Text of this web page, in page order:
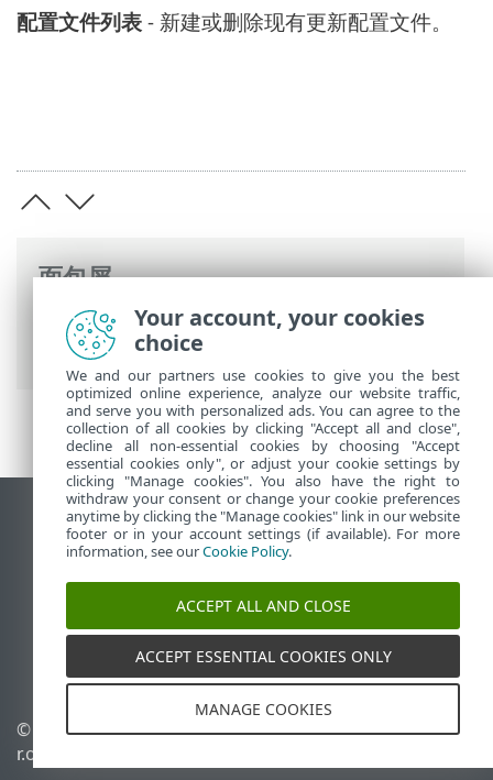
面包屑
ESET 联机帮助>ESET NOD32 Antivirus>
入门> 配置文件
配置文件列表 - 新建或删除现有更新配置文件。
查看桌面站点
End of Life
ESET 知识库
ESET Status Portal
区域支持
© 1992 - 2025 ESET, spol. s
r.o. - 保留所有权利。
管理 Cookie
Your account, your cookies
choice
We and our partners use cookies to give you the best
optimized online experience, analyze our website traffic,
and serve you with personalized ads. You can agree to the
collection of all cookies by clicking "Accept all and close",
decline all non-essential cookies by choosing "Accept
essential cookies only", or adjust your cookie settings by
clicking "Manage cookies". You also have the right to
withdraw your consent or change your cookie preferences
anytime by clicking the "Manage cookies" link in our website
footer or in your account settings (if available). For more
information, see ourCookie Policy.
ACCEPT ALL AND CLOSE
ACCEPT ESSENTIAL COOKIES ONLY
MANAGE COOKIES